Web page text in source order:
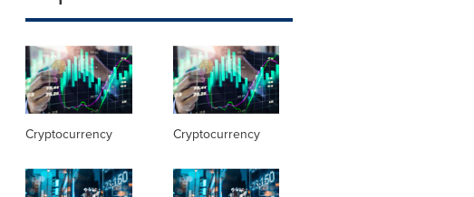
Cryptocurrency Cryptocurrency